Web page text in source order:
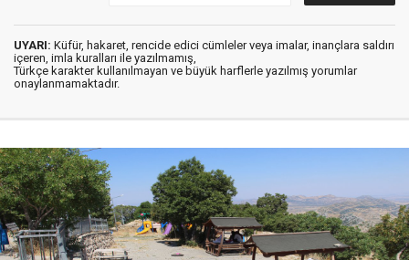
UYARI: Küfür, hakaret, rencide edici cümleler veya imalar, inançlara saldırı
içeren, imla kuralları ile yazılmamış,
Türkçe karakter kullanılmayan ve büyük harflerle yazılmış yorumlar
onaylanmamaktadır.